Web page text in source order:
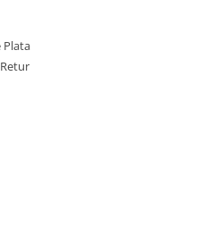
Plata